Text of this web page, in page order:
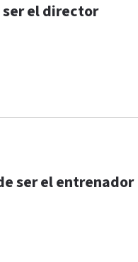
ser el director
ser el entrenador